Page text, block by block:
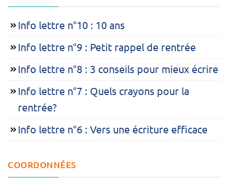
Info lettre n°10 : 10 ans
Info lettre n°9 : Petit rappel de rentrée
Info lettre n°8 : 3 conseils pour mieux écrire
Info lettre n°7 : Quels crayons pour la
rentrée?
Info lettre n°6 : Vers une écriture efficace
COORDONNÉES